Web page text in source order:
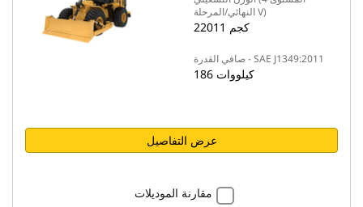
النهائي/المرحلة V)
22011 كجم
صافي القدرة - SAE J1349:2011
186 كيلووات
عرض التفاصيل
مقارنة الموديلات